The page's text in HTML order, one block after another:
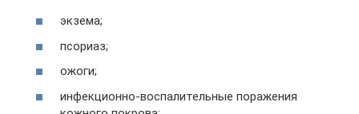
экзема;
псориаз;
ожоги;
инфекционно-воспалительные поражения